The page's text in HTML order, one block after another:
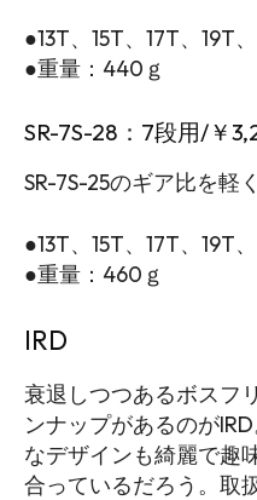
●13T、15T、17T、19T
●重量：440ｇ
SR-7S-28：7段用/￥
SR-7S-25のギア比を軽
●13T、15T、17T、19T
●重量：460ｇ
IRD
衰退しつつあるボスフ
ンナップがあるのが
なデザインも綺麗で趣
合っているだろう。取